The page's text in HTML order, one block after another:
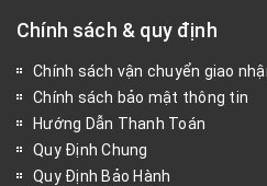
Chính sách & quy định
Chính sách vận chuyển giao
Chính sách bảo mật thông tin
Hướng Dẫn Thanh Toán
Quy Định Chung
Quy Định Bảo Hành